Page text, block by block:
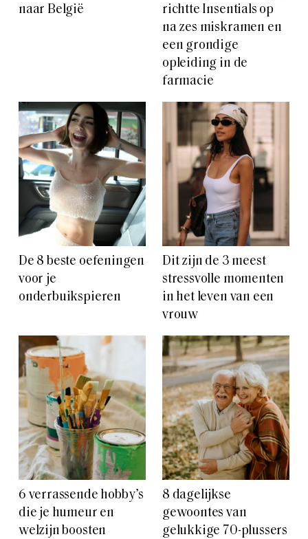
naar België
richtte Insentials op
na zes miskramen en
een grondige
opleiding in de
farmacie
De 8 beste oefeningen
voor je
onderbuikspieren
Dit zijn de 3 meest
stressvolle momenten
in het leven van een
vrouw
6 verrassende hobby’s
die je humeur en
welzijn boosten
8 dagelijkse
gewoontes van
gelukkige 70-plussers